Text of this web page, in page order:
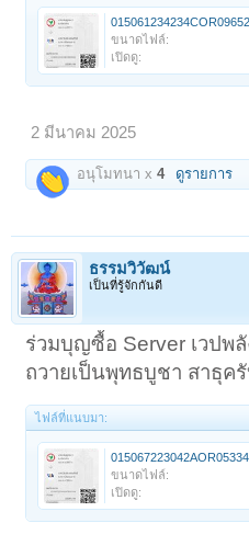
ขนาดไฟล์:
เปิดดู:
2 มีนาคม 2025
อนุโมทนา x4 ดูรายการ
ธรรมวิวัฒน์
เป็นที่รู้จักกันดี
ร่วมบุญซื้อ Server เวปพ
ถวายเป็นพุทธบูชา สาธุค
ไฟล์ที่แนบมา:
ขนาดไฟล์:
เปิดดู: